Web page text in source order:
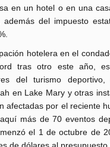
en un hotel o en una
además del impuesto
hotelera en el
tras otro este año,
del turismo
en Lake Mary y otras
afectadas por el reciente
más de 70 eventos
el 1 de octubre de